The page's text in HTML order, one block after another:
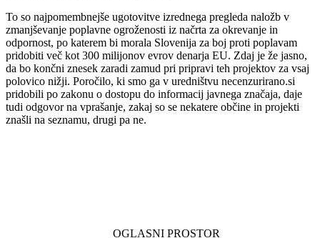
To so najpomembnejše ugotovitve izrednega pregleda naložb v
zmanjševanje poplavne ogroženosti iz načrta za okrevanje in
odpornost, po katerem bi morala Slovenija za boj proti poplavam
pridobiti več kot 300 milijonov evrov denarja EU. Zdaj je že jasno,
da bo končni znesek zaradi zamud pri pripravi teh projektov za vsaj
polovico nižji. Poročilo, ki smo ga v uredništvu necenzurirano.si
pridobili po zakonu o dostopu do informacij javnega značaja, daje
tudi odgovor na vprašanje, zakaj so se nekatere občine in projekti
znašli na seznamu, drugi pa ne.